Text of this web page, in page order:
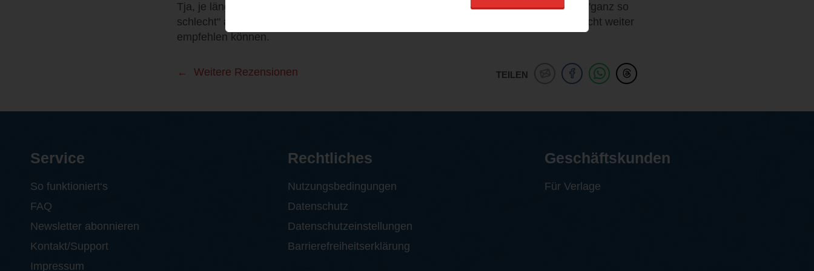
Tja, je länger ich lausche, desto mehr komme ich rein und finde die Geschichte nicht "ganz so
schlecht" aber es ist definitiv nicht mein liebstes Buch und ich werde es leider auch nicht weiter
empfehlen können.
TEILEN
Weitere Rezensionen
Service
So funktioniert‘s
FAQ
Newsletter abonnieren
Kontakt/Support
Impressum
Rechtliches
Nutzungsbedingungen
Datenschutz
Datenschutzeinstellungen
Barrierefreiheitserklärung
Geschäftskunden
Für Verlage